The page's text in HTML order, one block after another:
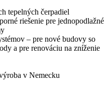
tepelných čerpadiel
riešenie pre jednopodlažné
– pre nové budovy so
a pre renováciu na zníženie
v Nemecku